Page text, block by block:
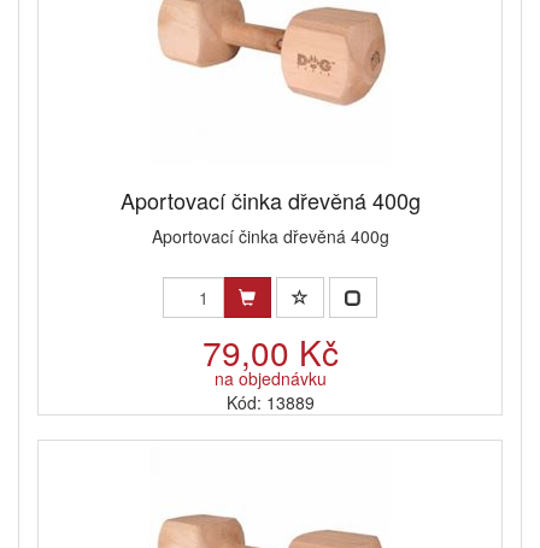
Aportovací činka dřevěná 400g
Aportovací činka dřevěná 400g
79,00 Kč
na objednávku
Kód: 13889